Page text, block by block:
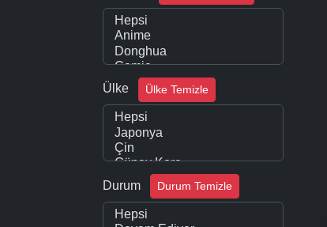
Ülke Ülke Temizle
Durum Durum Temizle